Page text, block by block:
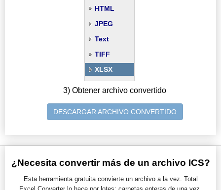
HTML
JPEG
Text
TIFF
XLSX
3) Obtener archivo convertido
DESCARGAR ARCHIVO CONVERTIDO
¿Necesita convertir más de un archivo ICS?
Esta herramienta gratuita convierte un archivo a la vez. Total